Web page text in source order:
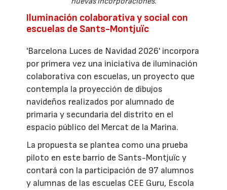
Iluminación colaborativa y social con
escuelas de Sants-Montjuïc
'Barcelona Luces de Navidad 2026' incorpora
por primera vez una iniciativa de iluminación
colaborativa con escuelas, un proyecto que
contempla la proyección de dibujos
navideños realizados por alumnado de
primaria y secundaria del distrito en el
espacio público del Mercat de la Marina.
La propuesta se plantea como una prueba
piloto en este barrio de Sants-Montjuïc y
contará con la participación de 97 alumnos
y alumnas de las escuelas CEE Guru, Escola